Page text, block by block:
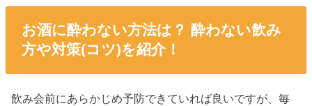
お酒に酔わない方法は？ 酔わない飲み
方や対策(コツ)を紹介！
飲み会前にあらかじめ予防できていれば良いですが、毎